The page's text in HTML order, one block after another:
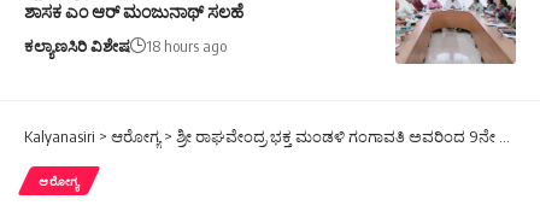
ಶಾಸಕ ಎಂ ಆರ್ ಮಂಜುನಾಥ್ ಸಲಹೆ
ಕಲ್ಯಾಣಸಿರಿ ವಿಶೇಷ 18 hours ago
Kalyanasiri > ಆರೋಗ್ಯ> ಶ್ರೀ ರಾಘವೇಂದ್ರ ಭಕ್ತ ಮಂಡಳಿ ಗಂಗಾವತಿ ಅವರಿಂದ 9ನೇ ವರ್ಷದ ಮಂತ್ರಾಲಯಕ್ಕೆ ಪಾದಯಾತ್ರೆ
ಆರೋಗ್ಯ